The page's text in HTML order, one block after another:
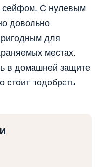
сейфом. С нулевым
довольно
для
местах.
в домашней защите
стоит подобрать